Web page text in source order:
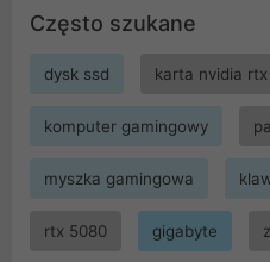
Często szukane
dysk ssd karta nvidia rtx
komputer gamingowy
myszka gamingowa
rtx 5080 gigabyte